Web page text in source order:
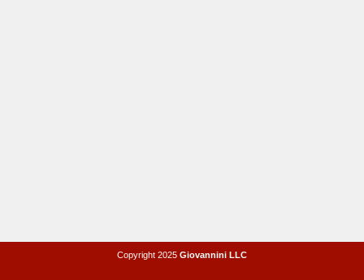
Copyright 2025 Giovannini LLC